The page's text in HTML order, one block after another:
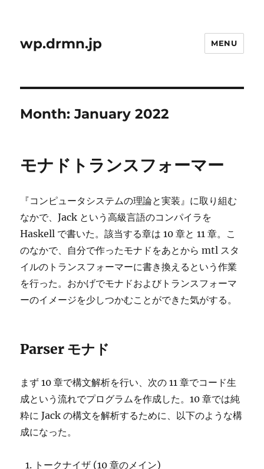
wp.drmn.jp MENU
Month:January 2022
モナドトランスフォーマー
『コンピュータシステムの理論と実装』に取り組む
なかで、Jack という高級言語のコンパイラを
Haskell で書いた。該当する章は 10 章と 11 章。こ
のなかで、自分で作ったモナドをあとから mtl スタ
イルのトランスフォーマーに書き換えるという作業
を行った。おかげでモナドおよびトランスフォーマ
ーのイメージを少しつかむことができた気がする。
Parser モナド
まず 10 章で構文解析を行い、次の 11 章でコード生
成という流れでプログラムを作成した。10 章では純
粋に Jack の構文を解析するために、以下のような構
成になった。
トークナイザ (10 章のメイン)